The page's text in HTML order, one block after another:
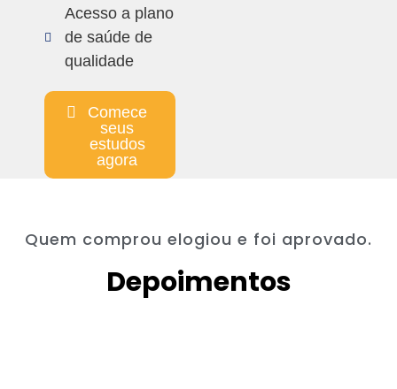
Acesso a plano
de saúde de
qualidade
Comece
seus
estudos
agora
Quem comprou elogiou e foi aprovado.
Depoimentos